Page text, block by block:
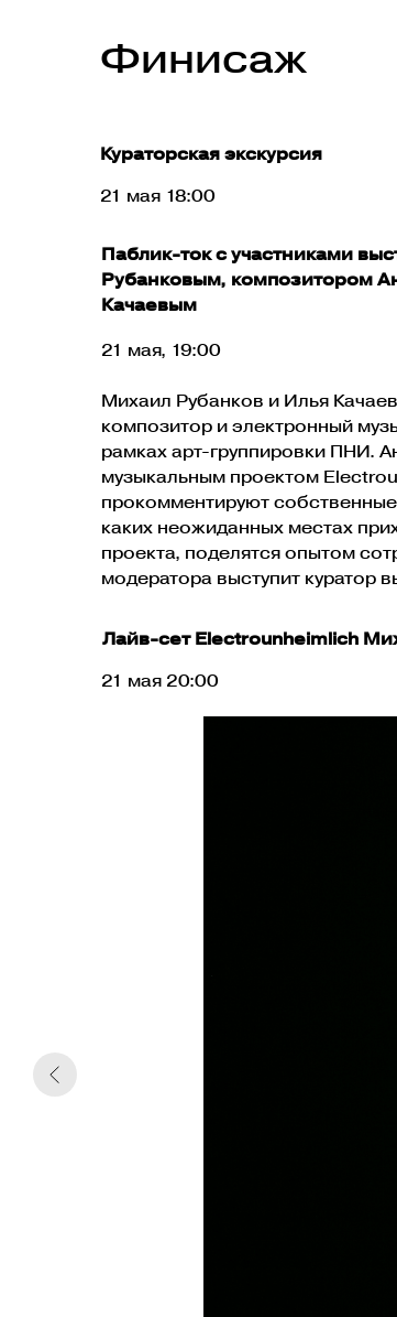
В своих работах Михаил Рубанков,
или мамы заканчиваются
штепселями — символический
транзитной зоны, застрять в
но в мире внутреннем.
Транзитные зоны не-места:
Но здесь, где от лифта осталась
подъезда, аудио-сопровождение
расслаблению musique
Финисаж
Лайв-сет Electrounheimlich
21 мая 20:00
Паблик-ток с участниками
Рубанковым, композитором
Качаевым
21 мая, 19:00
Михаил Рубанков и Илья
композитор и электронный
рамках арт-группировки ПНИ.
музыкальным проектом
прокомментируют
каких неожиданных местах
проекта, поделятся опытом
модератора выступит куратор
Кураторская экскурсия
21 мая 18:00